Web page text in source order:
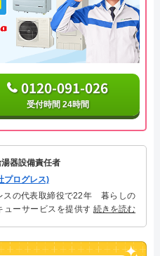
0120-091-026
受付時間 24時間
器設備責任者
ログレス)
スの代表取締役で22年 暮らしの
ューサービスを提供する株式会社
に信頼される「給湯器」のスペシ
続きを読む